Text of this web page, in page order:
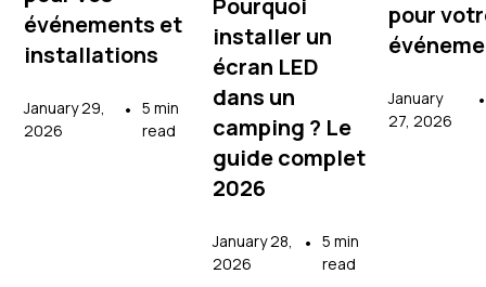
événements et
installations
January 29,
2026
• 5 min
read
installer un
écran LED
dans un
camping ? Le
guide complet
2026
January 28,
2026
• 5 min
read
pour
January
27, 2026
•